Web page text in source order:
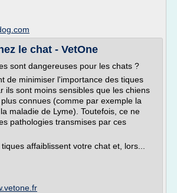
le chat - VetOne
sont dangereuses pour les chats ?
de minimiser l'importance des tiques
ils sont moins sensibles que les chiens
connues (comme par exemple la
maladie de Lyme). Toutefois, ce ne
pathologies transmises par ces
affaiblissent votre chat et, lors...